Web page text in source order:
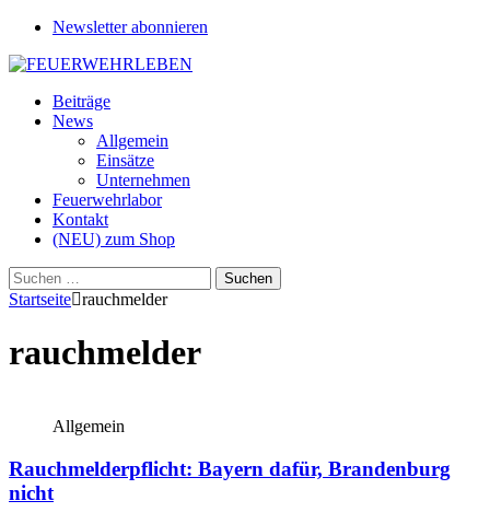
Newsletter abonnieren
Beiträge
News
Allgemein
Einsätze
Unternehmen
Feuerwehrlabor
Kontakt
(NEU) zum Shop
Suchen
nach:
Startseite rauchmelder
rauchmelder
Allgemein
Rauchmelderpflicht: Bayern dafür, Brandenburg
nicht